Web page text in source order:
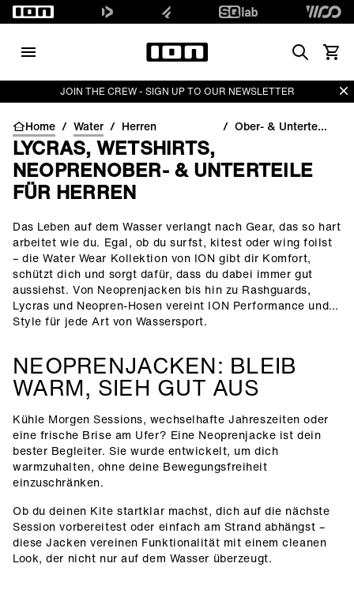
Search
JOIN THE CREW - SIGN UP TO OUR NEWSLETTER
Home / Water / Herren / Ober- & Unterteile für Männer
LYCRAS, WETSHIRTS,
NEOPRENOBER- & UNTERTEILE
FÜR HERREN
()=>i(r.text)
Das Leben auf dem Wasser verlangt nach Gear, das so hart
arbeitet wie du. Egal, ob du surfst, kitest oder wing foilst
– die Water Wear Kollektion von ION gibt dir Komfort,
schützt dich und sorgt dafür, dass du dabei immer gut
aussiehst. Von Neoprenjacken bis hin zu Rashguards,
Lycras und Neopren-Hosen vereint ION Performance und
Style für jede Art von Wassersport.
NEOPRENJACKEN: BLEIB
WARM, SIEH GUT AUS
Kühle Morgen Sessions, wechselhafte Jahreszeiten oder
eine frische Brise am Ufer? Eine Neoprenjacke ist dein
bester Begleiter. Sie wurde entwickelt, um dich
warmzuhalten, ohne deine Bewegungsfreiheit
einzuschränken.
Ob du deinen Kite startklar machst, dich auf die nächste
Session vorbereitest oder einfach am Strand abhängst –
diese Jacken vereinen Funktionalität mit einem cleanen
Look, der nicht nur auf dem Wasser überzeugt.